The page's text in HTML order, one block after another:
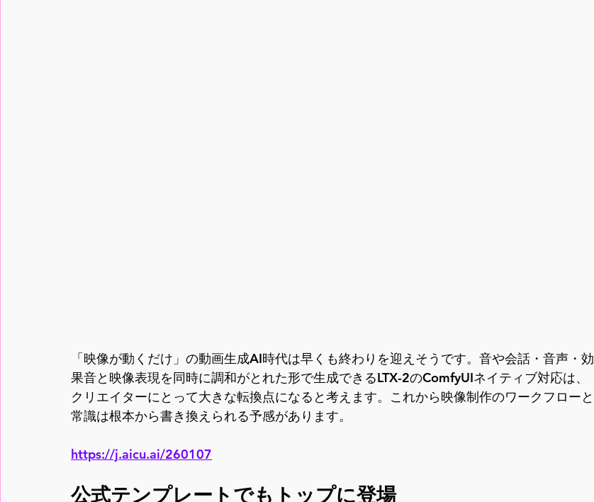
「映像が動くだけ」の動画生成AI時代は早くも終わりを迎えそうです。音や会話・音声・効
果音と映像表現を同時に調和がとれた形で生成できるLTX-2のComfyUIネイティブ対応は、
クリエイターにとって大きな転換点になると考えます。これから映像制作のワークフローと
常識は根本から書き換えられる予感があります。
https://j.aicu.ai/260107
公式テンプレートでもトップに登場